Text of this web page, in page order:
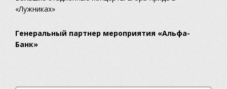
«Лужниках»
Генеральный партнер мероприятия «Альфа-
Банк»